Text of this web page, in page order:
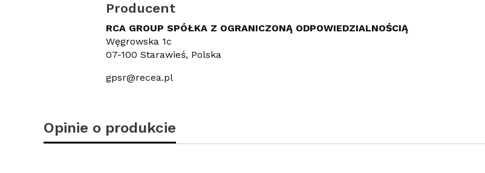
Producent
RCA GROUP SPÓŁKA Z OGRANICZONĄ ODPOWIEDZIALNOŚCIĄ
Węgrowska 1c
07-100 Starawieś, Polska
gpsr@recea.pl
Opinie o produkcie